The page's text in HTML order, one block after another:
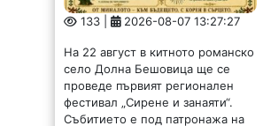
На 22 август в китното романско
село Долна Бешовица ще се
фестивал „Сирене и занаяти“.
Събитието е под патронажа на
кмета Ангел Ангелов и е под
мотото:...